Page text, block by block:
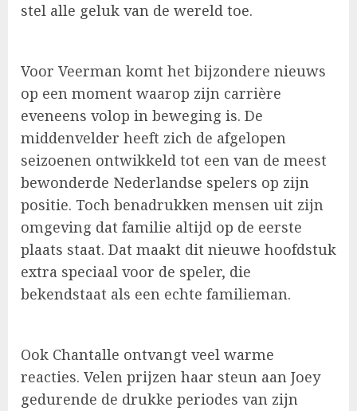
stel alle geluk van de wereld toe.
Voor Veerman komt het bijzondere nieuws
op een moment waarop zijn carrière
eveneens volop in beweging is. De
middenvelder heeft zich de afgelopen
seizoenen ontwikkeld tot een van de meest
bewonderde Nederlandse spelers op zijn
positie. Toch benadrukken mensen uit zijn
omgeving dat familie altijd op de eerste
plaats staat. Dat maakt dit nieuwe hoofdstuk
extra speciaal voor de speler, die
bekendstaat als een echte familieman.
Ook Chantalle ontvangt veel warme
reacties. Velen prijzen haar steun aan Joey
gedurende de drukke periodes van zijn